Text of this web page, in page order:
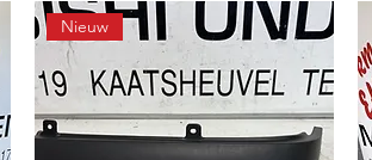
Nieuw